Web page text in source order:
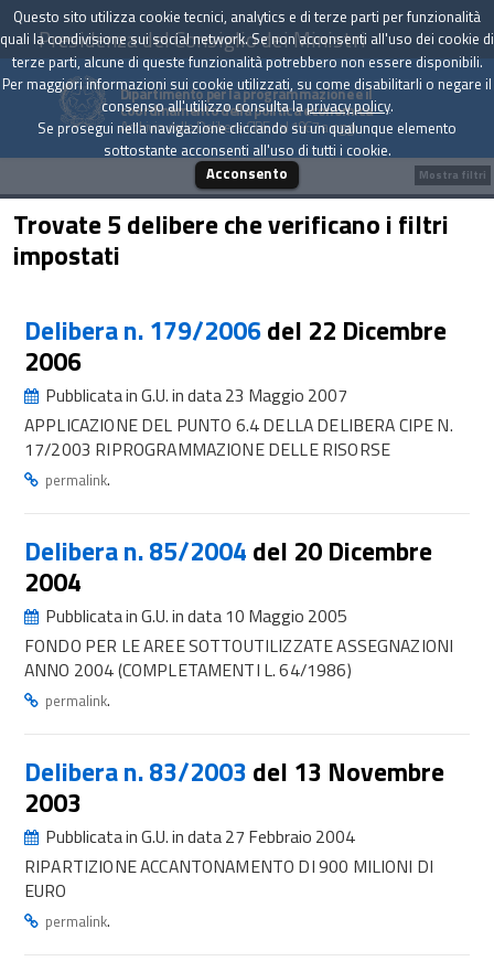
Presidenza del Consiglio dei Ministri
Dipartimento per la programmazione e il
coordinamento della politica economica
Archivio delle Delibere CIPE dal 1967 a oggi
Trovate 5 delibere che verificano i filtri
impostati
Delibera n. 179/2006del 22 Dicembre
2006
Pubblicata in G.U. in data 23 Maggio 2007
APPLICAZIONE DEL PUNTO 6.4 DELLA DELIBERA CIPE N.
17/2003 RIPROGRAMMAZIONE DELLE RISORSE
permalink.
Delibera n. 85/2004 del 20 Dicembre
2004
Pubblicata in G.U. in data 10 Maggio 2005
FONDO PER LE AREE SOTTOUTILIZZATE ASSEGNAZIONI
ANNO 2004 (COMPLETAMENTI L. 64/1986)
permalink.
Delibera n. 83/2003 del 13 Novembre
2003
Pubblicata in G.U. in data 27 Febbraio 2004
RIPARTIZIONE ACCANTONAMENTO DI 900 MILIONI DI
EURO
permalink.
Mostra filtri
Questo sito utilizza cookie tecnici, analytics e di terze parti per funzionalità
quali la condivisione sui social network. Se non acconsenti all'uso dei cookie di
terze parti, alcune di queste funzionalità potrebbero non essere disponibili.
Per maggiori informazioni sui cookie utilizzati, su come disabilitarli o negare il
consenso all'utilizzo consulta laprivacy policy.
Se prosegui nella navigazione cliccando su un qualunque elemento
sottostante acconsenti all'uso di tutti i cookie.
Acconsento